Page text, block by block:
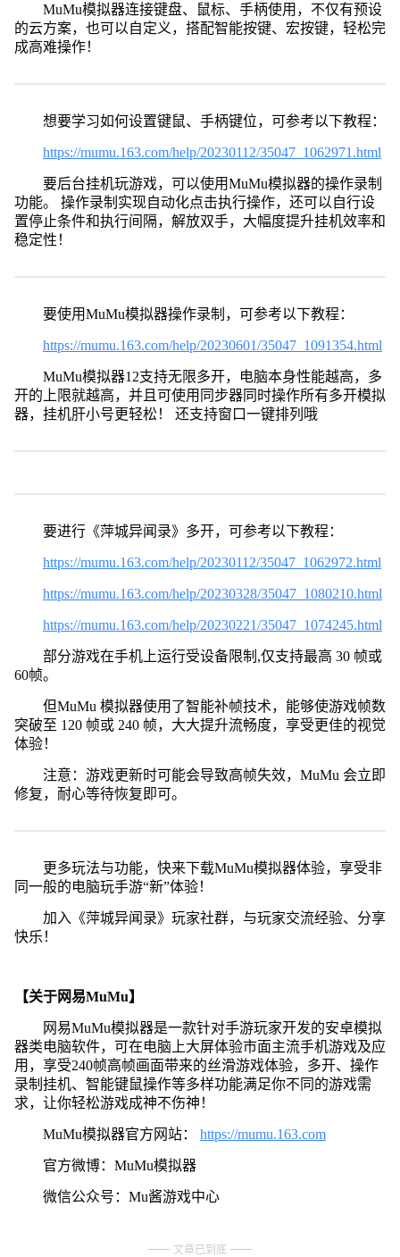
MuMu模拟器连接键盘、鼠标、手柄使用，不仅有预设
的云方案，也可以自定义，搭配智能按键、宏按键，轻松完
成高难操作！
想要学习如何设置键鼠、手柄键位，可参考以下教程：
https://mumu.163.com/help/20230112/35047_1062971.html
要后台挂机玩游戏，可以使用MuMu模拟器的操作录制
功能。 操作录制实现自动化点击执行操作，还可以自行设
置停止条件和执行间隔，解放双手，大幅度提升挂机效率和
稳定性！
要使用MuMu模拟器操作录制，可参考以下教程：
https://mumu.163.com/help/20230601/35047_1091354.html
MuMu模拟器12支持无限多开，电脑本身性能越高，多
开的上限就越高，并且可使用同步器同时操作所有多开模拟
器，挂机肝小号更轻松！ 还支持窗口一键排列哦
要进行《萍城异闻录》多开，可参考以下教程：
https://mumu.163.com/help/20230112/35047_1062972.html
https://mumu.163.com/help/20230328/35047_1080210.html
https://mumu.163.com/help/20230221/35047_1074245.html
部分游戏在手机上运行受设备限制,仅支持最高 30 帧或
60帧。
但MuMu 模拟器使用了智能补帧技术，能够使游戏帧数
突破至 120 帧或 240 帧，大大提升流畅度，享受更佳的视觉
体验！
注意：游戏更新时可能会导致高帧失效，MuMu 会立即
修复，耐心等待恢复即可。
更多玩法与功能，快来下载MuMu模拟器体验，享受非
同一般的电脑玩手游“新”体验！
加入《萍城异闻录》玩家社群，与玩家交流经验、分享
快乐！
【关于网易MuMu】
网易MuMu模拟器是一款针对手游玩家开发的安卓模拟
器类电脑软件，可在电脑上大屏体验市面主流手机游戏及应
用，享受240帧高帧画面带来的丝滑游戏体验，多开、操作
录制挂机、智能键鼠操作等多样功能满足你不同的游戏需
求，让你轻松游戏成神不伤神！
MuMu模拟器官方网站： https://mumu.163.com
官方微博：MuMu模拟器
微信公众号：Mu酱游戏中心
文章已到底